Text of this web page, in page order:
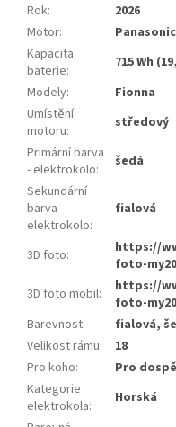
Rok:
2026
Motor:
Panasonic
Kapacita
baterie:
715 Wh
Modely:
Fionna
Umístění
motoru:
středový
Primární barva
- elektrokolo:
šedá
Sekundární
barva -
elektrokolo:
fialová
3D foto:
https://
foto-
3D foto mobil:
https://
foto-
Barevnost:
fialová,
Velikost rámu:
18
Pro koho:
Pro
Kategorie
elektrokola:
Horská